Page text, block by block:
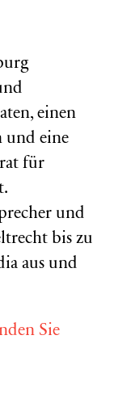
einen
und eine
für
und
bis zu
aus und
Sie